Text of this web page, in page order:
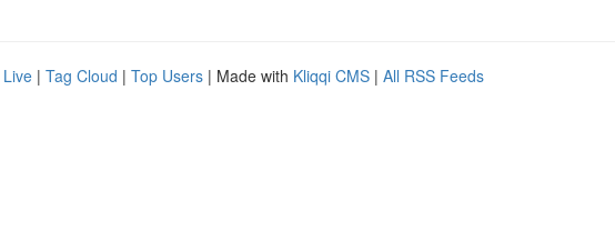
Live | Tag Cloud | Top Users | Made with Kliqqi CMS | All RSS Feeds